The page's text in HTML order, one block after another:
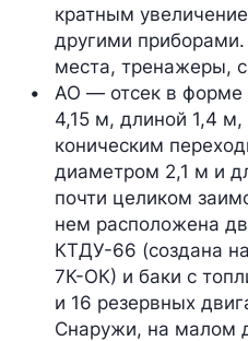
кратным
другими
места, тренажеры,
АО — отсек в форме
4,15 м, длиной 1,4
коническим
диаметром 2,1 м и
почти целиком
нем расположена
КТДУ-66 (создана
7К-ОК) и баки с
и 16 резервных
Снаружи, на малом